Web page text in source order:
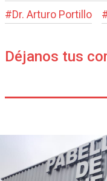
#Dr. Arturo Portillo
Déjanos tus